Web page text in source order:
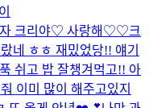
리야♡ 사랑해♡♡크
네 ㅎㅎ 재밌었당!! 얘기
쉬고 밥 잘챙겨먹고!! 아
이미 많이 해주고있지